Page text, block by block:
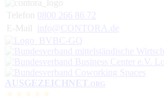
Telefon
0800 266 86 72
E-Mail
info@CONTORA.de
AUSGEZEICHNET .ORG